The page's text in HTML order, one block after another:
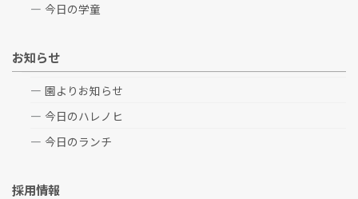
今日の学童
お知らせ
園よりお知らせ
今日のハレノヒ
今日のランチ
採用情報